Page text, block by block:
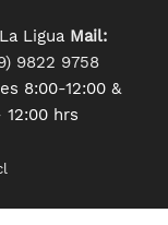
Ligua Mail:
9822 9758
8:00-12:00 &
12:00 hrs